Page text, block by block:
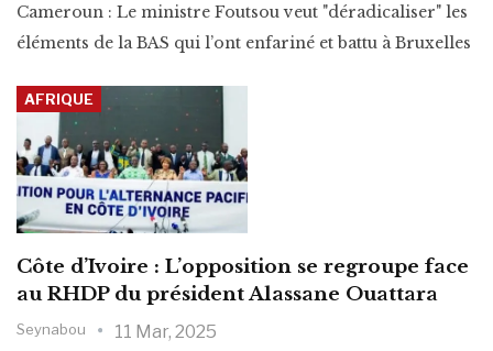
Cameroun : Le ministre Foutsou veut "déradicaliser" les
éléments de la BAS qui l’ont enfariné et battu à Bruxelles
AFRIQUE
Côte d’Ivoire : L’opposition se regroupe face
au RHDP du président Alassane Ouattara
Seynabou 11 Mar, 2025